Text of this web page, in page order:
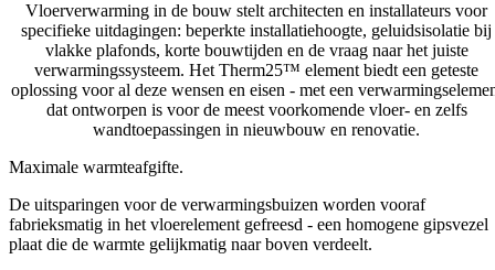
Vloerverwarming in de bouw stelt architecten en installateurs voor
specifieke uitdagingen: beperkte installatiehoogte, geluidsisolatie bij
vlakke plafonds, korte bouwtijden en de vraag naar het juiste
verwarmingssysteem. Het Therm25™ element biedt een geteste
oplossing voor al deze wensen en eisen - met een
dat ontworpen is voor de meest voorkomende vloer- en zelfs
wandtoepassingen in nieuwbouw en renovatie.
Maximale warmteafgifte.
De uitsparingen voor de verwarmingsbuizen worden vooraf
fabrieksmatig in het vloerelement gefreesd - een homogene gipsvezel
plaat die de warmte gelijkmatig naar boven verdeelt.